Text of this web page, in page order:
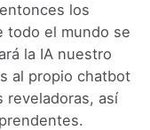
los
todo el mundo se
la IA nuestro
al propio chatbot
reveladoras, así